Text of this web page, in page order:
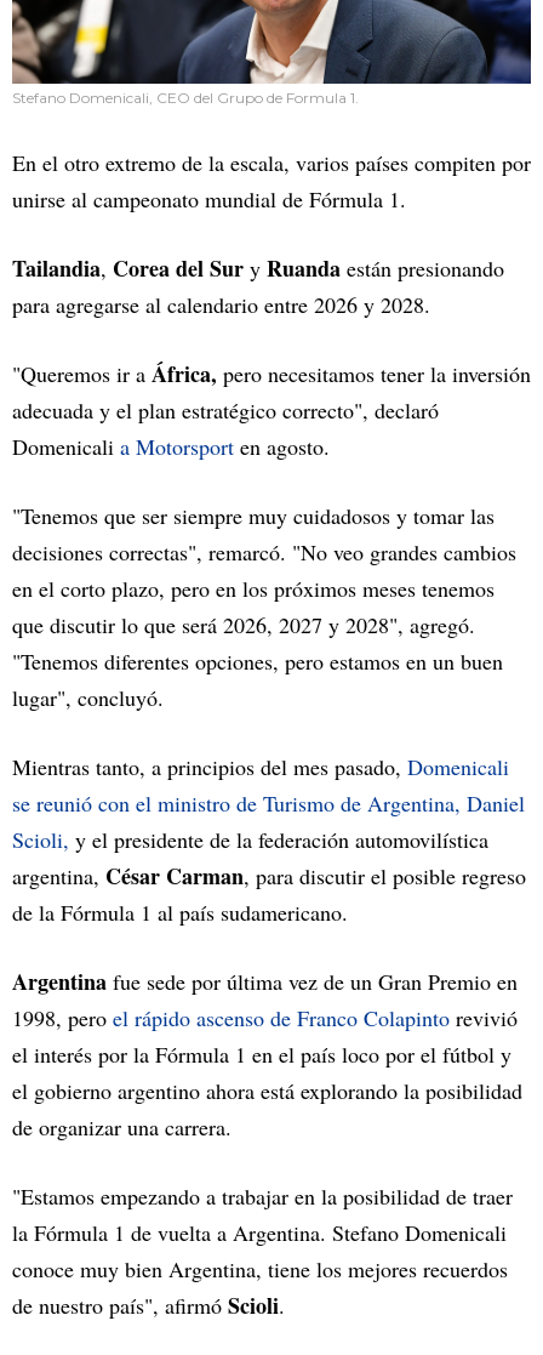
Stefano Domenicali, CEO del Grupo de Formula 1.
En el otro extremo de la escala, varios países compiten por
unirse al campeonato mundial de Fórmula 1.
Tailandia, Corea del Sur y Ruanda están presionando
para agregarse al calendario entre 2026 y 2028.
"Queremos ir a África, pero necesitamos tener la inversión
adecuada y el plan estratégico correcto", declaró
Domenicali a Motorsport en agosto.
"Tenemos que ser siempre muy cuidadosos y tomar las
decisiones correctas", remarcó. "No veo grandes cambios
en el corto plazo, pero en los próximos meses tenemos
que discutir lo que será 2026, 2027 y 2028", agregó.
"Tenemos diferentes opciones, pero estamos en un buen
lugar", concluyó.
Mientras tanto, a principios del mes pasado, Domenicali
se reunió con el ministro de Turismo de Argentina, Daniel
Scioli, y el presidente de la federación automovilística
argentina, César Carman, para discutir el posible regreso
de la Fórmula 1 al país sudamericano.
Argentina fue sede por última vez de un Gran Premio en
1998, pero el rápido ascenso de Franco Colapinto revivió
el interés por la Fórmula 1 en el país loco por el fútbol y
el gobierno argentino ahora está explorando la posibilidad
de organizar una carrera.
"Estamos empezando a trabajar en la posibilidad de traer
la Fórmula 1 de vuelta a Argentina. Stefano Domenicali
conoce muy bien Argentina, tiene los mejores recuerdos
de nuestro país", afirmó Scioli.